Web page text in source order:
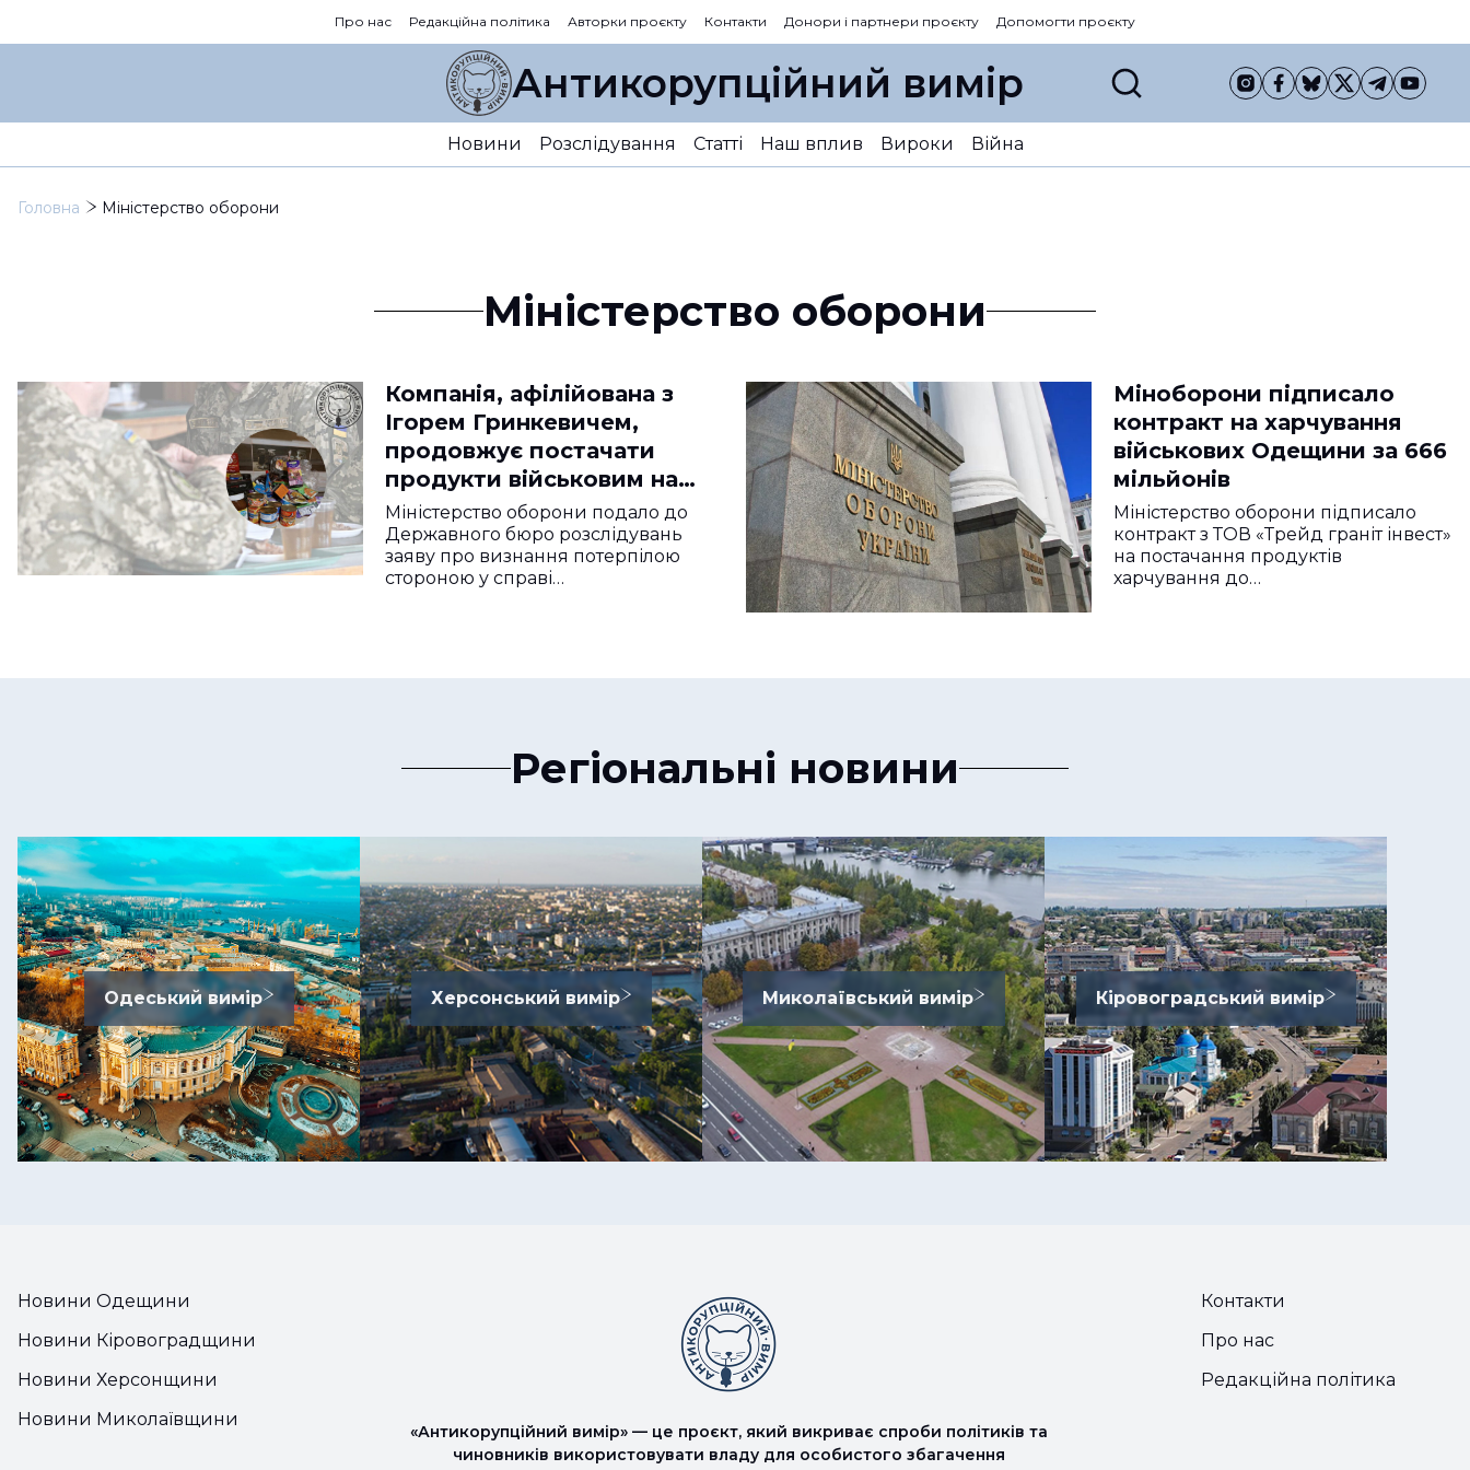
Про нас Редакційна політика Авторки проєкту Контакти Донори і партнери проєкту Допомогти проєкту
Антикорупційний вимір
Новини Розслідування Статті Наш вплив Вироки Війна
Головна Міністерство оборони
Міністерство оборони
Компанія, афілійована з
Ігорем Гринкевичем,
продовжує постачати
продукти військовим на
Херсонщині, Миколаївщині
та Одещині
Міністерство оборони подало до
Державного бюро розслідувань
заяву про визнання потерпілою
стороною у справі…
Міноборони підписало
контракт на харчування
військових Одещини за 666
мільйонів
Міністерство оборони підписало
контракт з ТОВ «Трейд граніт інвест»
на постачання продуктів
харчування до…
Регіональні новини
Одеський вимір Херсонський вимір Миколаївський вимір Кіровоградський вимір
Новини Одещини
Новини Кіровоградщини
Новини Херсонщини
Новини Миколаївщини
«Антикорупційний вимір» — це проєкт, який викриває спроби політиків та
чиновників використовувати владу для особистого збагачення
Контакти
Про нас
Редакційна політика